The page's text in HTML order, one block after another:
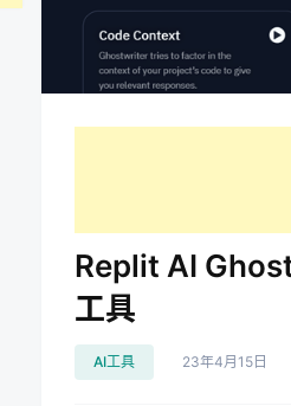
Replit AI
工具
AI工具 23年4月15日